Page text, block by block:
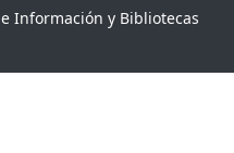
Información y Bibliotecas